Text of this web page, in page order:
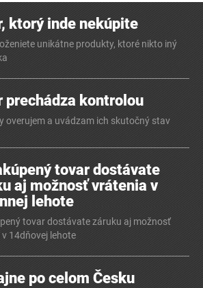
ktorý inde nekúpite
unikátne produkty, ktoré nikto iný
prechádza kontrolou
overujem a uvádzam ich skutočný stav
tovar dostávate
aj možnosť vrátenia v
lehote
tovar dostávate záruku aj možnosť
14dňovej lehote
po celom Česku